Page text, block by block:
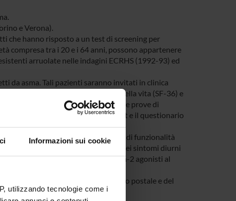
Informazioni sui cookie
utilizzando tecnologie come i
e Verona).
che hanno risposto a un test di screening per
compresa tra i 20 e i 64 anni, possono appartenere
arruolate nelle indagini ECRHS (1992-93) ed
da asma. Tali pazienti saranno invitati in clinica
clinica, questionari sulla qualità della vita (SF-36) e
cutanei, dosaggio delle IgE seriche e prove di
I protocolli dei test e il questionario
GINA, sulla base dei parametri di funzionalità
saranno considerati la frequenza dei sintomi diurni
lavorative e non, l’uso di beta-2 agonisti al
del 60-70% al questionario postale e del